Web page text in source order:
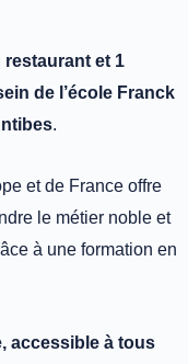
restaurant et 1
de l’école Franck
.
et de France offre
le métier noble et
à une formation en
accessible à tous